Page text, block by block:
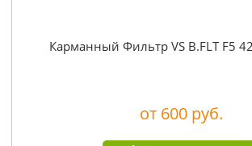
Карманный Фильтр VS B.FLT F5
от 600 руб.